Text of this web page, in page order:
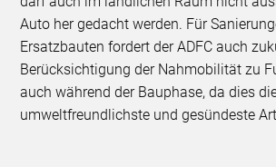
Auto her gedacht werden. Für
Ersatzbauten fordert der ADFC auch
Berücksichtigung der Nahmobilität zu
auch während der Bauphase, da dies
umweltfreundlichste und gesündeste